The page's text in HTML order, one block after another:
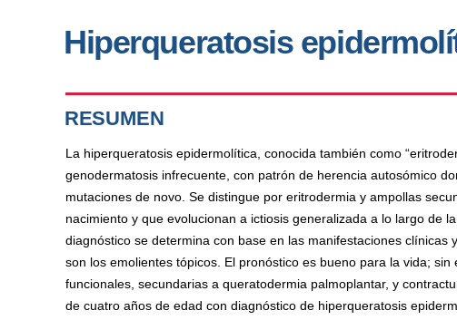
Hiperqueratosis
RESUMEN
La hiperqueratosis epidermolítica, conocida también como
genodermatosis infrecuente, con patrón de herencia autosómico
mutaciones de novo. Se distingue por eritrodermia y ampollas
nacimiento y que evolucionan a ictiosis generalizada a lo largo de
diagnóstico se determina con base en las manifestaciones
son los emolientes tópicos. El pronóstico es bueno para la vida;
funcionales, secundarias a queratodermia palmoplantar, y
de cuatro años de edad con diagnóstico de hiperqueratosis